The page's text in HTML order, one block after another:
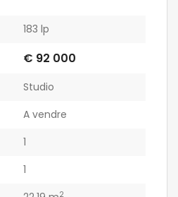
183 lp
€ 92 000
Studio
A vendre
1
1
2